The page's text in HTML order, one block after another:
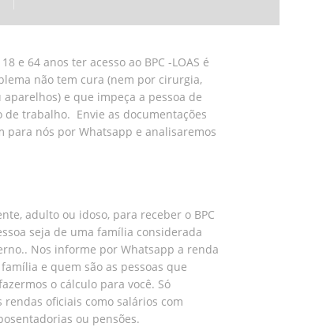
e 64 anos ter acesso ao BPC -LOAS é
não tem cura (nem por cirurgia,
e que impeça a pessoa de
trabalho. Envie as documentações
para nós por Whatsapp e analisaremos
adulto ou idoso, para receber o BPC
seja de uma família considerada
Nos informe por Whatsapp a renda
e quem são as pessoas que
o cálculo para você. Só
rendas oficiais como salários com
ou pensões.